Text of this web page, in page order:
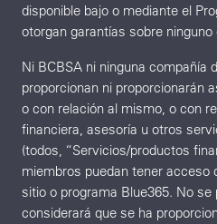
disponible bajo o mediante el
otorgan garantías sobre ninguno
Ni BCBSA ni ninguna compañía
proporcionan ni proporcionarán
o con relación al mismo, o con
financiera, asesoría u otros
(todos, “Servicios/productos
miembros puedan tener acceso
sitio o programa Blue365. No se
considerará que se ha